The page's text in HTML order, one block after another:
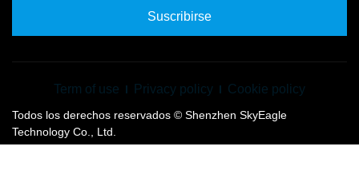
Suscribirse
Term of use Privacy policy Cookie policy
Todos los derechos reservados © Shenzhen SkyEagle
Technology Co., Ltd.